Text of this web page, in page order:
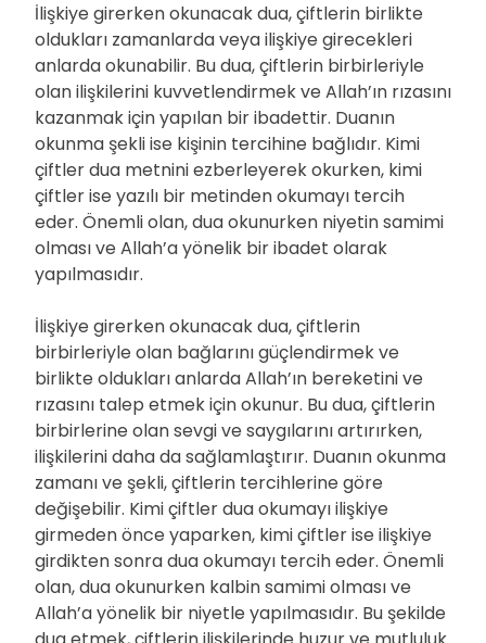
İlişkiye girerken okunacak dua, çiftlerin birlikte
oldukları zamanlarda veya ilişkiye girecekleri
anlarda okunabilir. Bu dua, çiftlerin birbirleriyle
olan ilişkilerini kuvvetlendirmek ve Allah’ın rızasını
kazanmak için yapılan bir ibadettir. Duanın
okunma şekli ise kişinin tercihine bağlıdır. Kimi
çiftler dua metnini ezberleyerek okurken, kimi
çiftler ise yazılı bir metinden okumayı tercih
eder. Önemli olan, dua okunurken niyetin samimi
olması ve Allah’a yönelik bir ibadet olarak
yapılmasıdır.
İlişkiye girerken okunacak dua, çiftlerin
birbirleriyle olan bağlarını güçlendirmek ve
birlikte oldukları anlarda Allah’ın bereketini ve
rızasını talep etmek için okunur. Bu dua, çiftlerin
birbirlerine olan sevgi ve saygılarını artırırken,
ilişkilerini daha da sağlamlaştırır. Duanın okunma
zamanı ve şekli, çiftlerin tercihlerine göre
değişebilir. Kimi çiftler dua okumayı ilişkiye
girmeden önce yaparken, kimi çiftler ise ilişkiye
girdikten sonra dua okumayı tercih eder. Önemli
olan, dua okunurken kalbin samimi olması ve
Allah’a yönelik bir niyetle yapılmasıdır. Bu şekilde